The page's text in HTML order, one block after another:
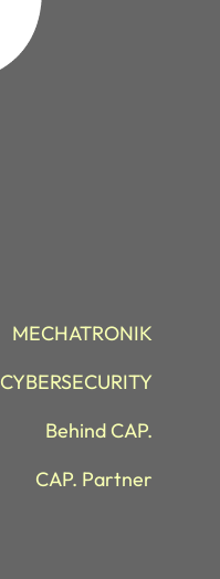
MECHATRONIK
CYBERSECURITY
Behind CAP.
CAP. Partner